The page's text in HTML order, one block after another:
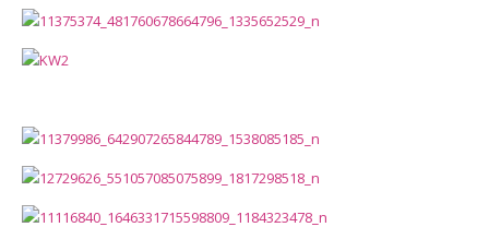
esthétique pour leur
Mar 02, 2017 |